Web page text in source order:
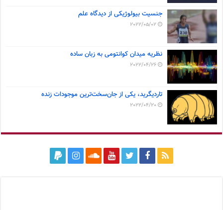
جنسیت بیولوژیکی از دیدگاه علم
2022/05/02
نظریه میدان کوانتومی به زبان ساده
2022/04/26
تاردیگرید، یکی از جان‌سخت‌ترین موجودات زنده
2022/04/20